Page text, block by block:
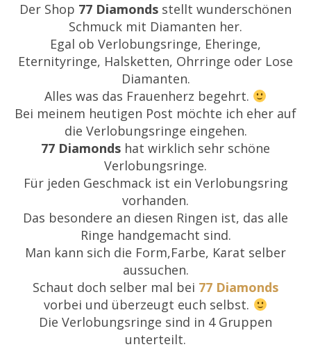
Der Shop 77 Diamonds stellt wunderschönen
Schmuck mit Diamanten her.
Egal ob Verlobungsringe, Eheringe,
Eternityringe, Halsketten, Ohrringe oder Lose
Diamanten.
Alles was das Frauenherz begehrt.
Bei meinem heutigen Post möchte ich eher auf
die Verlobungsringe eingehen.
77 Diamonds hat wirklich sehr schöne
Verlobungsringe.
Für jeden Geschmack ist ein Verlobungsring
vorhanden.
Das besondere an diesen Ringen ist, das alle
Ringe handgemacht sind.
Man kann sich die Form,Farbe, Karat selber
aussuchen.
Schaut doch selber mal bei 77 Diamonds
vorbei und überzeugt euch selbst.
Die Verlobungsringe sind in 4 Gruppen
unterteilt.